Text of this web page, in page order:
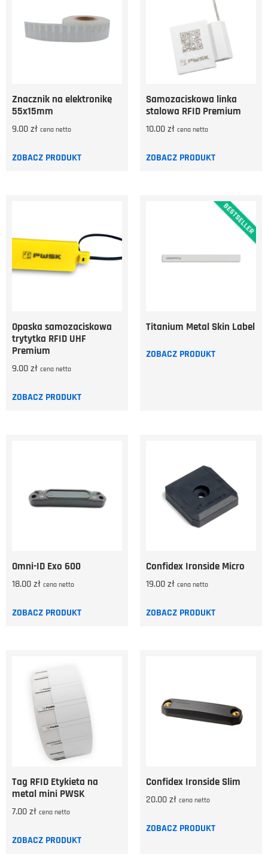
Znacznik na elektronikę
55x15mm
9.00zł cena netto
ZOBACZ PRODUKT
Samozaciskowa linka
stalowa RFID Premium
10.00zł cena netto
ZOBACZ PRODUKT
Opaska samozaciskowa
trytytka RFID UHF
Premium
9.00zł cena netto
ZOBACZ PRODUKT
Titanium Metal Skin Label
ZOBACZ PRODUKT
Omni-ID Exo 600
18.00zł cena netto
ZOBACZ PRODUKT
Confidex Ironside Micro
19.00zł cena netto
ZOBACZ PRODUKT
Tag RFID Etykieta na
metal mini PWSK
7.00zł cena netto
ZOBACZ PRODUKT
Confidex Ironside Slim
20.00zł cena netto
ZOBACZ PRODUKT